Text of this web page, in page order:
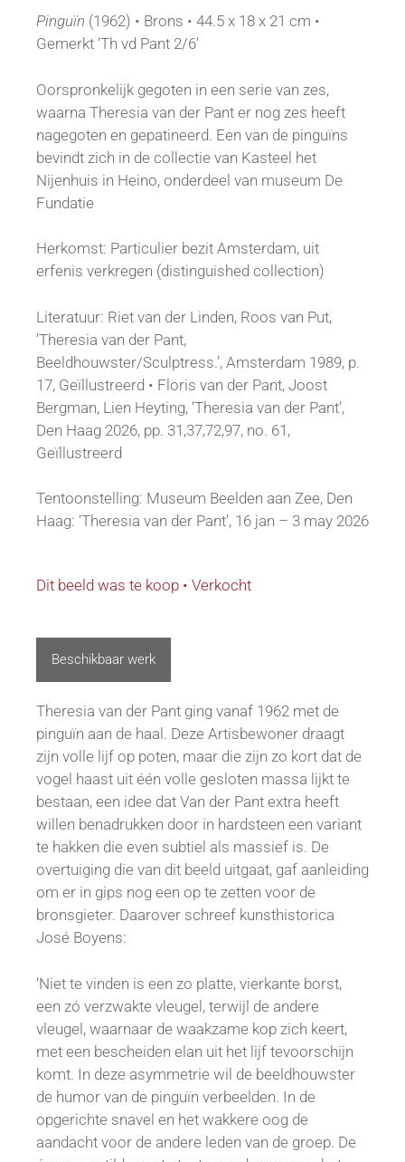
Pinguïn (1962) • Brons • 44.5 x 18 x 21 cm •
Gemerkt ‘Th vd Pant 2/6’
Oorspronkelijk gegoten in een serie van zes,
waarna Theresia van der Pant er nog zes heeft
nagegoten en gepatineerd. Een van de pinguïns
bevindt zich in de collectie van Kasteel het
Nijenhuis in Heino, onderdeel van museum De
Fundatie
Herkomst: Particulier bezit Amsterdam, uit
erfenis verkregen (distinguished collection)
Literatuur: Riet van der Linden, Roos van Put,
‘Theresia van der Pant,
Beeldhouwster/Sculptress.’, Amsterdam 1989, p.
17, Geïllustreerd • Floris van der Pant, Joost
Bergman, Lien Heyting, ‘Theresia van der Pant’,
Den Haag 2026, pp. 31,37,72,97, no. 61,
Geïllustreerd
Tentoonstelling: Museum Beelden aan Zee, Den
Haag: ‘Theresia van der Pant’, 16 jan – 3 may 2026
Dit beeld was te koop • Verkocht
Beschikbaar werk
Theresia van der Pant ging vanaf 1962 met de
pinguïn aan de haal. Deze Artisbewoner draagt
zijn volle lijf op poten, maar die zijn zo kort dat de
vogel haast uit één volle gesloten massa lijkt te
bestaan, een idee dat Van der Pant extra heeft
willen benadrukken door in hardsteen een variant
te hakken die even subtiel als massief is. De
overtuiging die van dit beeld uitgaat, gaf aanleiding
om er in gips nog een op te zetten voor de
bronsgieter. Daarover schreef kunsthistorica
José Boyens:
‘Niet te vinden is een zo platte, vierkante borst,
een zó verzwakte vleugel, terwijl de andere
vleugel, waarnaar de waakzame kop zich keert,
met een bescheiden elan uit het lijf tevoorschijn
komt. In deze asymmetrie wil de beeldhouwster
de humor van de pinguïn verbeelden. In de
opgerichte snavel en het wakkere oog de
aandacht voor de andere leden van de groep. De